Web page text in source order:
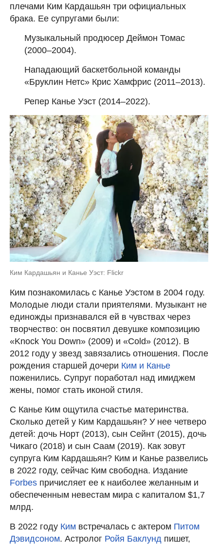
плечами Ким Кардашьян три официальных
брака. Ее супругами были:
Музыкальный продюсер Деймон Томас
(2000–2004).
Нападающий баскетбольной команды
«Бруклин Нетс» Крис Хамфрис (2011–2013).
Репер Канье Уэст (2014–2022).
Ким Кардашьян и Канье Уэст: Flickr
Ким познакомилась с Канье Уэстом в 2004 году.
Молодые люди стали приятелями. Музыкант не
единожды признавался ей в чувствах через
творчество: он посвятил девушке композицию
«Knock You Down» (2009) и «Cold» (2012). В
2012 году у звезд завязались отношения. После
рождения старшей дочери Ким и Канье
поженились. Супруг поработал над имиджем
жены, помог стать иконой стиля.
С Канье Ким ощутила счастье материнства.
Сколько детей у Ким Кардашьян? У нее четверо
детей: дочь Норт (2013), сын Сейнт (2015), дочь
Чикаго (2018) и сын Саам (2019). Как зовут
супруга Ким Кардашьян? Ким и Канье развелись
в 2022 году, сейчас Ким свободна. Издание
Forbes причисляет ее к наиболее желанным и
обеспеченным невестам мира с капиталом $1,7
млрд.
В 2022 году Ким встречалась с актером Питом
Дэвидсоном. Астролог Ройя Баклунд пишет,